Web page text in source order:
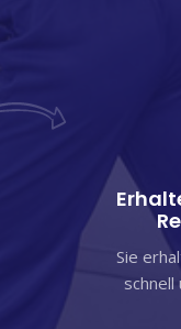
Sie
schnell